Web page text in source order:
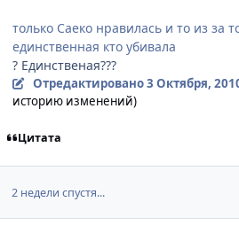
только Саеко нравилась и то из за
единственная кто убивала
? Единственая???
Отредактировано3 Октября,
историю изменений)
Цитата
2 недели спустя...